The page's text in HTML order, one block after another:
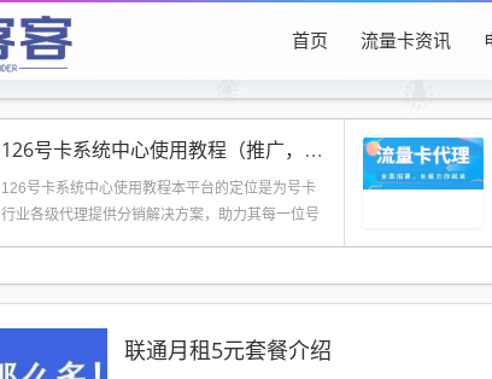
首页 流量卡资讯
126号卡系统中心使用教程（推广，佣金，订单实时同步，物流追踪）
126号卡系统中心使用教程本平台的定位是为号卡
行业各级代理提供分销解决方案，助力其每一位号
联通月租5元套餐介绍